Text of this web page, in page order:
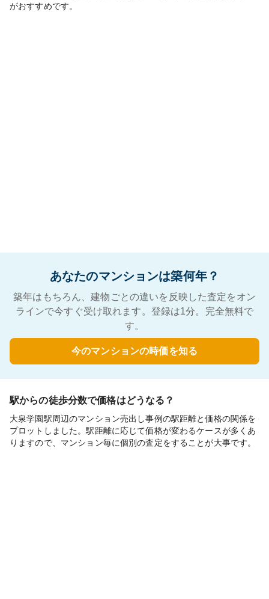
がおすすめです。
あなたのマンションは築何年？
築年はもちろん、建物ごとの違いを反映した査定をオン
ラインで今すぐ受け取れます。登録は1分。完全無料で
す。
今のマンションの時価を知る
駅からの徒歩分数で価格はどうなる？
大泉学園駅周辺のマンション売出し事例の駅距離と価格の関係を
プロットしました。駅距離に応じて価格が変わるケースが多くあ
りますので、マンション毎に個別の査定をすることが大事です。